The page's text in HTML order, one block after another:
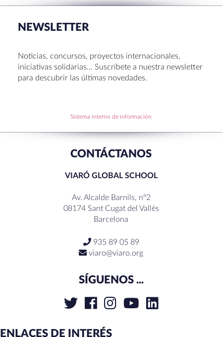
NEWSLETTER
Noticias, concursos, proyectos internacionales,
iniciativas solidarias… Suscríbete a nuestra newsletter
para descubrir las últimas novedades.
Sistema interno de información
CONTÁCTANOS
VIARÓ GLOBAL SCHOOL
Av. Alcalde Barnils, nº2
08174 Sant Cugat del Vallès
Barcelona
935 89 05 89
viaro@viaro.org
SÍGUENOS ...
ENLACES DE INTERÉS